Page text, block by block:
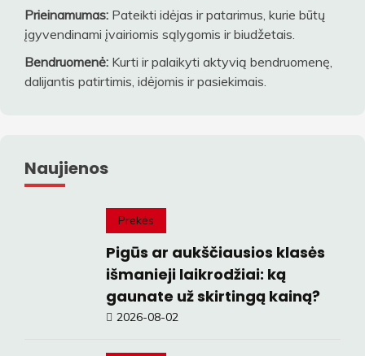
Prieinamumas: Pateikti idėjas ir patarimus, kurie būtų
įgyvendinami įvairiomis sąlygomis ir biudžetais.
Bendruomenė: Kurti ir palaikyti aktyvią bendruomenę,
dalijantis patirtimis, idėjomis ir pasiekimais.
Naujienos
Prekės
Pigūs ar aukščiausios klasės
išmanieji laikrodžiai: ką
gaunate už skirtingą kainą?
2026-08-02